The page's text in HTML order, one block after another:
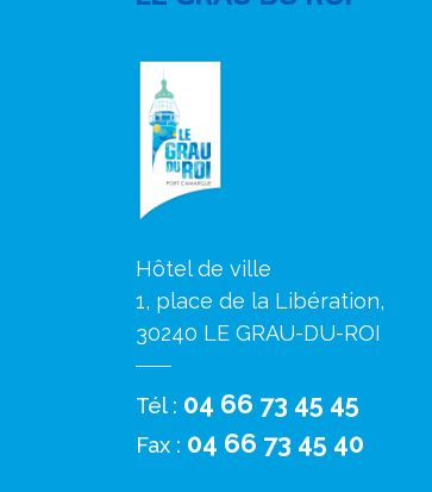
Hôtel de ville
1, place de la Libération,
30240 LE GRAU-DU-ROI
Tél : 04 66 73 45 45
Fax : 04 66 73 45 40